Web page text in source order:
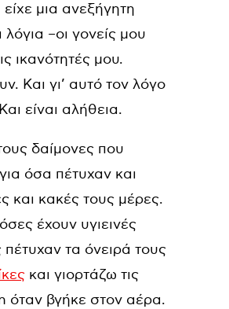
μια ανεξήγητη
–οι γονείς μου
ικανότητές μου.
Και γι’ αυτό τον λόγο
είναι αλήθεια.
δαίμονες που
όσα πέτυχαν και
και κακές τους μέρες.
έχουν υγιεινές
πέτυχαν τα όνειρά τους
και γιορτάζω τις
όταν βγήκε στον αέρα.